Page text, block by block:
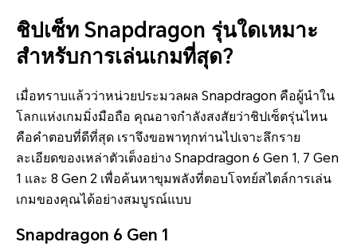
ชิปเซ็ท Snapdragon รุ่นใดเหมาะ
สำหรับการเล่นเกมที่สุด?
เมื่อทราบแล้วว่าหน่วยประมวลผล Snapdragon คือผู้นำใน
โลกแห่งเกมมิ่งมือถือ คุณอาจกำลังสงสัยว่าชิปเซ็ตรุ่นไหน
คือคำตอบที่ดีที่สุด เราจึงขอพาทุกท่านไปเจาะลึกราย
ละเอียดของเหล่าตัวเต็งอย่าง Snapdragon 6 Gen 1, 7 Gen
1 และ 8 Gen 2 เพื่อค้นหาขุมพลังที่ตอบโจทย์สไตล์การเล่น
เกมของคุณได้อย่างสมบูรณ์แบบ
Snapdragon 6 Gen 1